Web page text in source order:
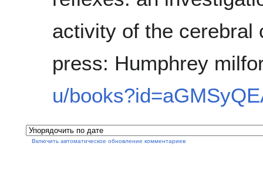
activity of the cerebral
press: Humphrey
u/
Включить автоматическое обновление комментариев